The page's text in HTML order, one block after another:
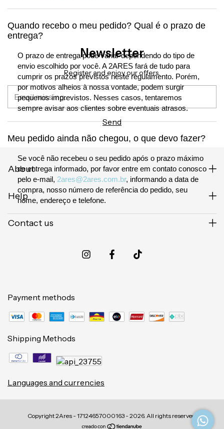
Quando recebo o meu pedido? Qual é o prazo de
entrega?
O prazo de entrega pode variar dependendo do tipo de
envio escolhido por você. A 2ARES fará de tudo para
cumprir os prazos previstos neste regulamento. Porém,
por motivos alheios à nossa vontade, podem surgir
pequenos imprevistos. Nesses casos, tentaremos
sempre avisar aos clientes sobre eventuais atrasos.
Meu pedido ainda não chegou, o que devo fazer?
Se você não recebeu o seu pedido após o prazo máximo
de entrega informado, por favor entre em contato conosco
pelo e-mail, 2ares@2ares.com.br, informando a data de
compra, nosso número de referência do pedido, seu
nome, endereço e telefone.
Newsletter
Register and enjoy our offers.
About
Help
Contact us
Payment methods
Shipping Methods
Languages and currencies
Copyright 2Ares - 17124657000163 - 2026. All rights reserved.